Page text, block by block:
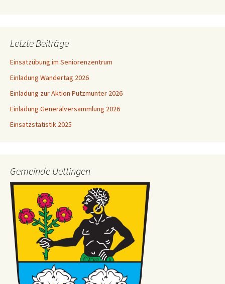
Letzte Beiträge
Einsatzübung im Seniorenzentrum
Einladung Wandertag 2026
Einladung zur Aktion Putzmunter 2026
Einladung Generalversammlung 2026
Einsatzstatistik 2025
Gemeinde Uettingen